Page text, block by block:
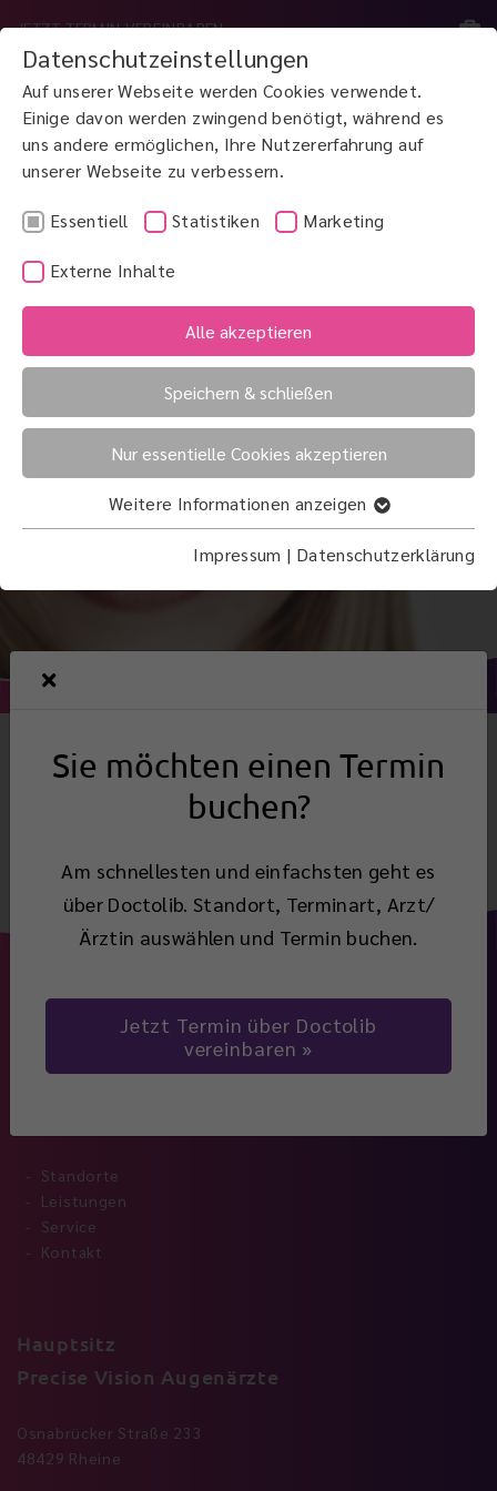
Datenschutzeinstellungen
Auf unserer Webseite werden Cookies verwendet.
Einige davon werden zwingend benötigt, während es
uns andere ermöglichen, Ihre Nutzererfahrung auf
unserer Webseite zu verbessern.
Essentiell Statistiken Marketing
Externe Inhalte
Alle akzeptieren
Speichern & schließen
Nur essentielle Cookies akzeptieren
Weitere Informationen anzeigen
Impressum | Datenschutzerklärung
JETZT TERMIN VEREINBAREN
JETZT ANRUFEN0800 3 100 900
Sie möchten einen Termin
buchen?
Am schnellesten und einfachsten geht es
über Doctolib. Standort, Terminart, Arzt/
Ärztin auswählen und Termin buchen.
Jetzt Termin über Doctolib
vereinbaren
Standorte
Leistungen
Service
Kontakt
Hauptsitz
Precise Vision Augenärzte
Osnabrücker Straße 233
48429 Rheine